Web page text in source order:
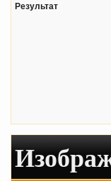
Результат